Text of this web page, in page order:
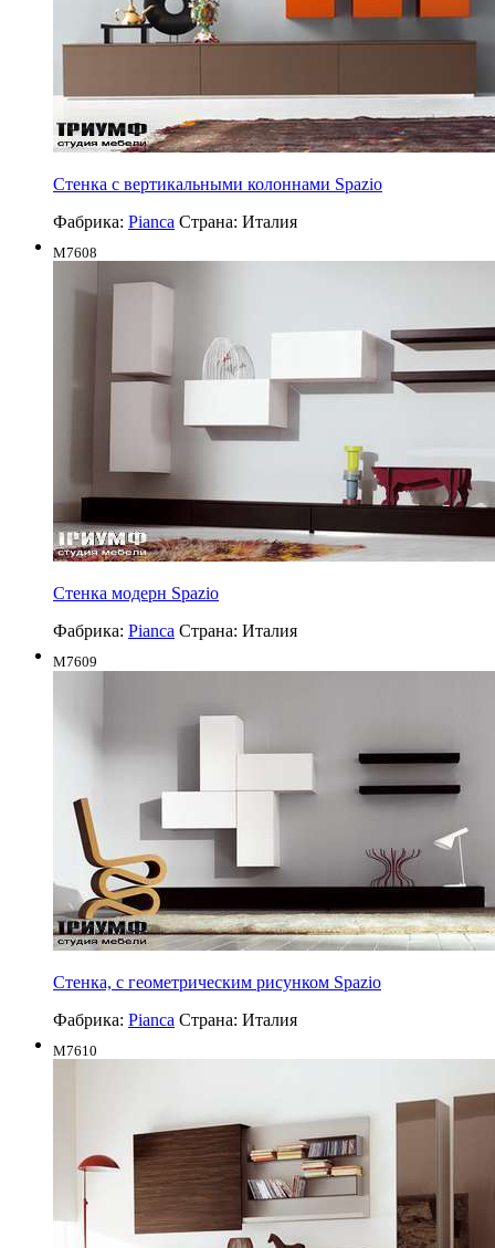
Стенка с вертикальными колоннами Spazio
Фабрика: Pianca Страна: Италия
M7608
Стенка модерн Spazio
Фабрика: Pianca Страна: Италия
M7609
Стенка, с геометрическим рисунком Spazio
Фабрика: Pianca Страна: Италия
M7610